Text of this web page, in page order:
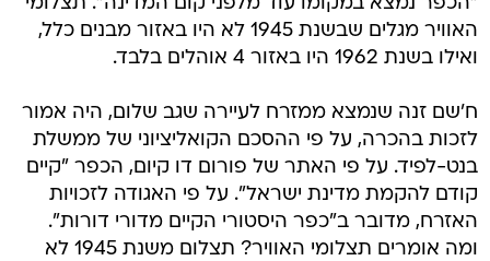
האוויר מגלים שבשנת 1945 לא היו באזור מבנים כלל,
ואילו בשנת 1962 היו באזור 4 אוהלים בלבד.
ח'שם זנה שנמצא ממזרח לעיירה שגב שלום, היה אמור
לזכות בהכרה, על פי ההסכם הקואליציוני של ממשלת
בנט-לפיד. על פי האתר של פורום דו קיום, הכפר "קיים
קודם להקמת מדינת ישראל". על פי האגודה לזכויות
האזרח, מדובר ב"כפר היסטורי הקיים מדורי דורות".
ומה אומרים תצלומי האוויר? תצלום משנת 1945 לא